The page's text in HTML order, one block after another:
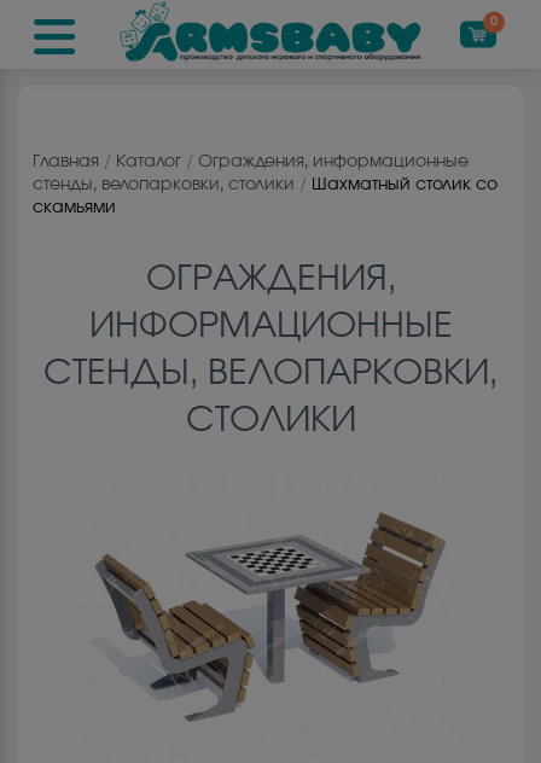
0
Главная / Каталог / Ограждения, информационные
стенды, велопарковки, столики / Шахматный столик со
скамьями
ОГРАЖДЕНИЯ,
ИНФОРМАЦИОННЫЕ
СТЕНДЫ, ВЕЛОПАРКОВКИ,
СТОЛИКИ